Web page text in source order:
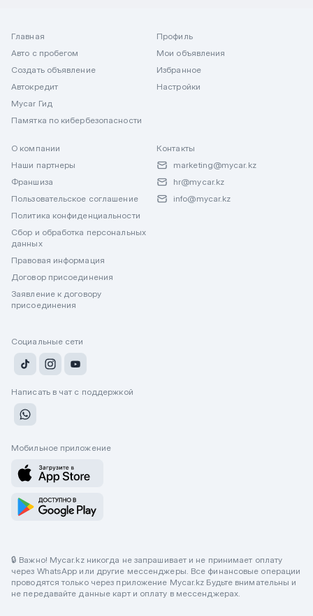
Главная
Авто с пробегом
Создать объявление
Автокредит
Mycar Гид
Памятка по кибербезопасности
Профиль
Мои объявления
Избранное
Настройки
О компании
Наши партнеры
Франшиза
Пользовательское соглашение
Политика конфиденциальности
Сбор и обработка персональных
данных
Правовая информация
Договор присоединения
Заявление к договору
присоединения
Контакты
marketing@mycar.kz
hr@mycar.kz
info@mycar.kz
Социальные сети
Написать в чат с поддержкой
Мобильное приложение
🔒 Важно! Mycar.kz никогда не запрашивает и не принимает оплату
через WhatsApp или другие мессенджеры. Все финансовые операции
проводятся только через приложение Mycar.kz Будьте внимательны и
не передавайте данные карт и оплату в мессенджерах.